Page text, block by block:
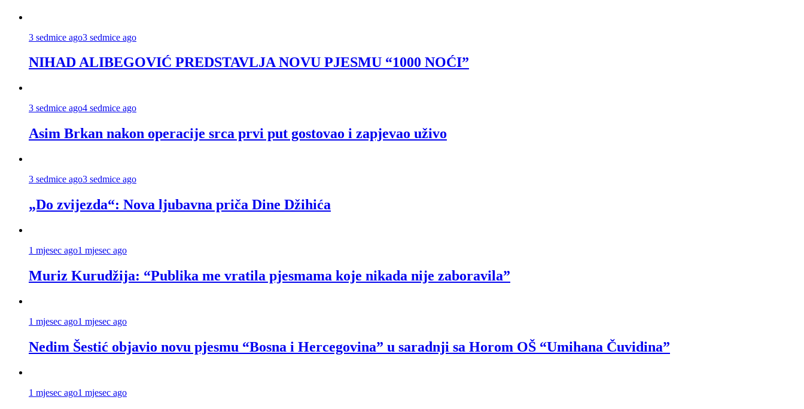
3 sedmice ago3 sedmice ago
NIHAD ALIBEGOVIĆ PREDSTAVLJA NOVU PJESMU “1000 NOĆI”
3 sedmice ago4 sedmice ago
Asim Brkan nakon operacije srca prvi put gostovao i zapjevao uživo
3 sedmice ago3 sedmice ago
„Do zvijezda“: Nova ljubavna priča Dine Džihića
1 mjesec ago1 mjesec ago
Muriz Kurudžija: “Publika me vratila pjesmama koje nikada nije zaboravila”
1 mjesec ago1 mjesec ago
Nedim Šestić objavio novu pjesmu “Bosna i Hercegovina” u saradnji sa Horom OŠ “Umihana Čuvidina”
1 mjesec ago1 mjesec ago